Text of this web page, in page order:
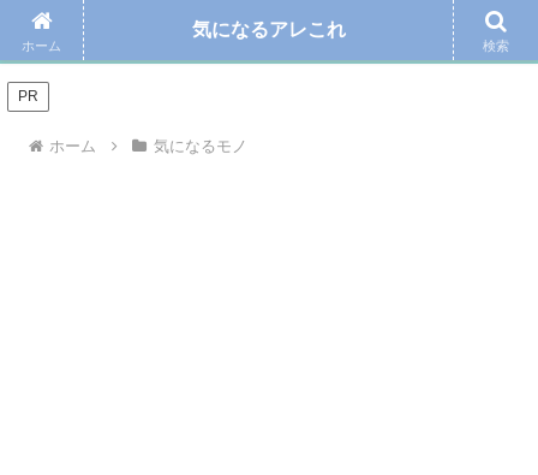
＼Amazonの毎日お得なタイムセール☆こちらから／
PR
ホーム 気になるモノ
ホーム
気になるアレこれ
検索